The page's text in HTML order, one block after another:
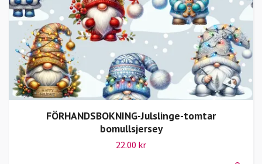
FÖRHANDSBOKNING-Julslinge-tomtar
bomullsjersey
22.00 kr